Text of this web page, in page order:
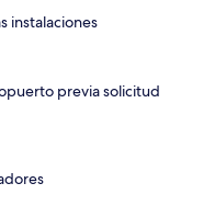
instalaciones
previa solicitud